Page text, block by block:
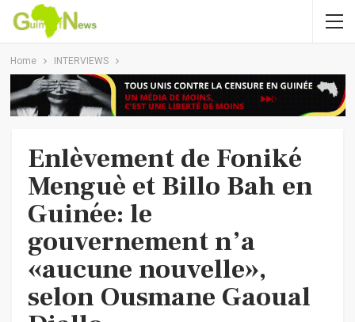
Home INTERVIEWS
Enlèvement de Foniké
Menguè et Billo Bah en
Guinée: le
gouvernement n’a
«aucune nouvelle»,
selon Ousmane Gaoual